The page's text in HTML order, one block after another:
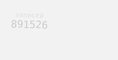
891526